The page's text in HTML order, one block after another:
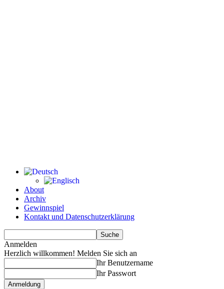
About
Archiv
Gewinnspiel
Kontakt und Datenschutzerklärung
Anmelden
Herzlich willkommen! Melden Sie sich an
Ihr Benutzername
Ihr Passwort